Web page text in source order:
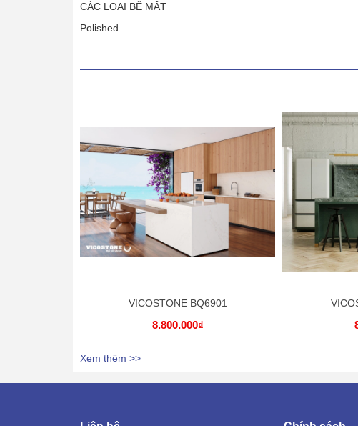
CÁC LOẠI BỀ MẶT
Polished
VICOSTONE BQ6901
8.800.000₫
Xem thêm >>